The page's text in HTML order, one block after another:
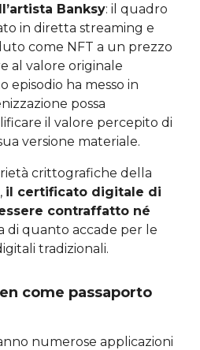
Banksy: il quadro
in diretta streaming e
come NFT a un prezzo
al valore originale
episodio ha messo in
possa
il valore percepito di
versione materiale.
crittografiche della
il certificato digitale di
contraffatto né
di quanto accade per le
tradizionali.
come passaporto
numerose applicazioni